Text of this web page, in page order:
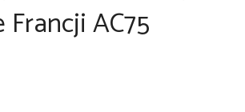
AC75